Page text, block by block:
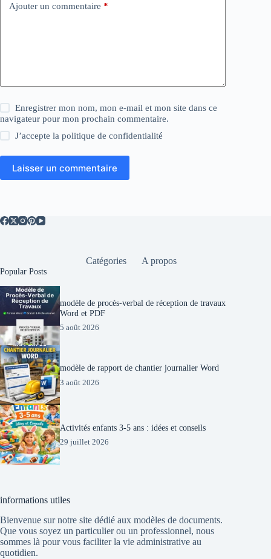
Ajouter un commentaire *
Enregistrer mon nom, mon e-mail et mon site dans ce
navigateur pour mon prochain commentaire.
J’accepte lapolitique de confidentialité
Laisser un commentaire
Catégories A propos
Popular Posts
modèle de procès-verbal de réception de travaux
Word et PDF
5 août 2026
modèle de rapport de chantier journalier Word
3 août 2026
Activités enfants 3-5 ans : idées et conseils
29 juillet 2026
informations utiles
Bienvenue sur notre site dédié aux modèles de documents.
Que vous soyez un particulier ou un professionnel, nous
sommes là pour vous faciliter la vie administrative au
quotidien.